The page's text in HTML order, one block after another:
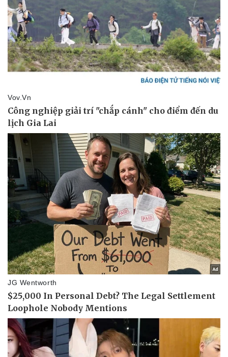
Nhi khoa
Nam khoa
Làm đẹp - giảm cân
Phòng mạch online
Ăn sạch sống khỏe